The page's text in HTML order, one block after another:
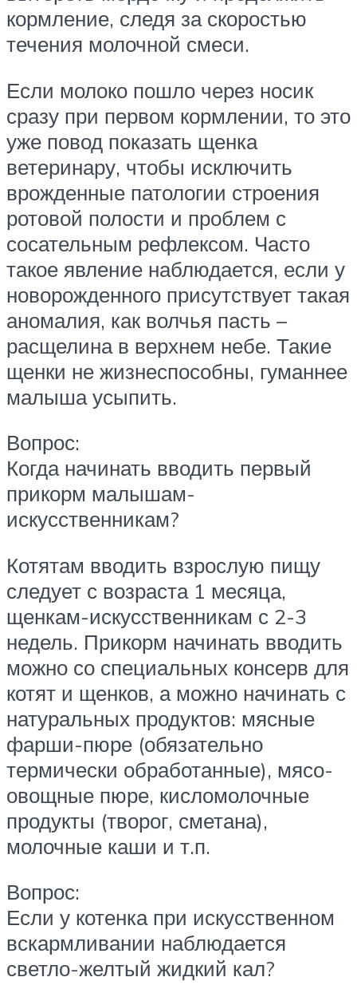
кормление, следя за скоростью
течения молочной смеси.
Если молоко пошло через носик
сразу при первом кормлении, то это
уже повод показать щенка
ветеринару, чтобы исключить
врожденные патологии строения
ротовой полости и проблем с
сосательным рефлексом. Часто
такое явление наблюдается, если у
новорожденного присутствует такая
аномалия, как волчья пасть –
расщелина в верхнем небе. Такие
щенки не жизнеспособны, гуманнее
малыша усыпить.
Вопрос:
Когда начинать вводить первый
прикорм малышам-
искусственникам?
Котятам вводить взрослую пищу
следует с возраста 1 месяца,
щенкам-искусственникам с 2-3
недель. Прикорм начинать вводить
можно со специальных консерв для
котят и щенков, а можно начинать с
натуральных продуктов: мясные
фарши-пюре (обязательно
термически обработанные), мясо-
овощные пюре, кисломолочные
продукты (творог, сметана),
молочные каши и т.п.
Вопрос:
Если у котенка при искусственном
вскармливании наблюдается
светло-желтый жидкий кал?